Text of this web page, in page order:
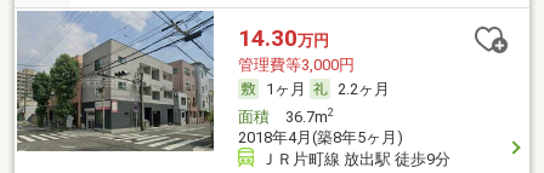
14.30万円
管理費等3,000円
1ヶ月
2.2ヶ月
面積36.7m2
2018年4月(築8年5ヶ月)
ＪＲ片町線 放出駅 徒歩9分